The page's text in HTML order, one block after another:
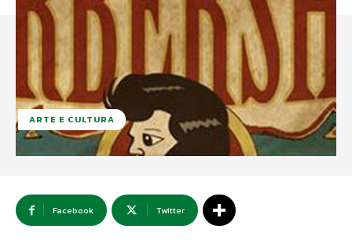
ARTE E CULTURA
Facebook Twitter